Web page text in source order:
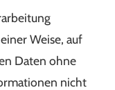
Weise, auf
Daten ohne
nicht